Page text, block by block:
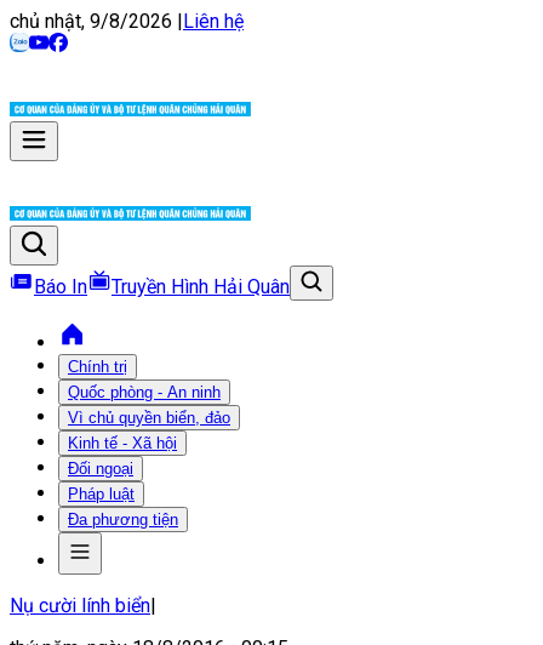
chủ nhật, 9/8/2026 |Liên hệ
Báo In Truyền Hình Hải Quân
Chính trị
Quốc phòng - An ninh
Vì chủ quyền biển, đảo
Kinh tế - Xã hội
Đối ngoại
Pháp luật
Đa phương tiện
Nụ cười lính biển|